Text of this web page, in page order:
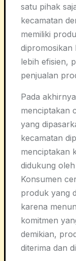
satu pihak
kecamatan
memiliki
dipromosikan
lebih efisien,
penjualan
Pada
menciptakan
yang
kecamatan
menciptakan
didukung
Konsumen
produk yang
karena
komitmen
demikian,
diterima dan